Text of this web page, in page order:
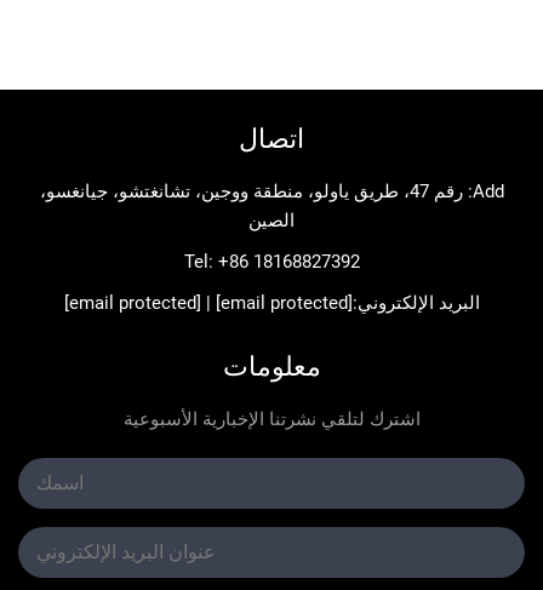
Add: رقم 47، طريق ياولو، منطقة ووجين، تشانغتشو، جيانغسو،
Tel:+86 18168827392
الإلكتروني:[email protected]
|
[email protected]
معلومات
اشترك لتلقي نشرتنا الإخبارية الأسبوعية